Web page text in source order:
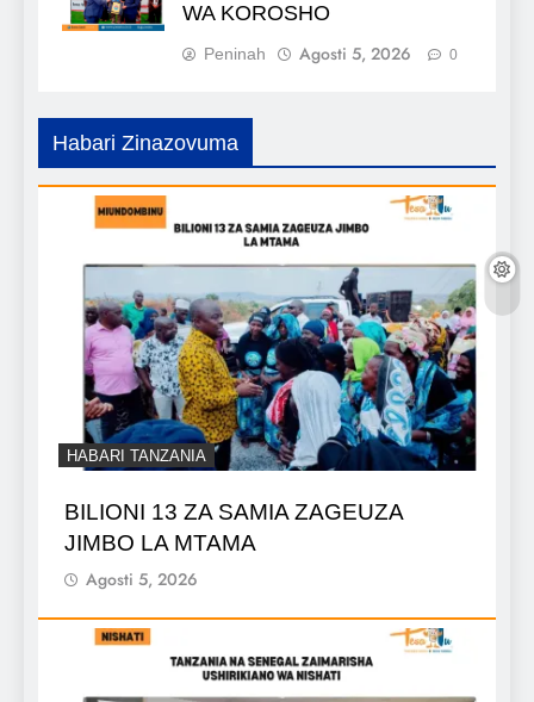
WA KOROSHO
Peninah Agosti 5, 2026 0
Habari Zinazovuma
HABARI TANZANIA
BILIONI 13 ZA SAMIA ZAGEUZA
JIMBO LA MTAMA
Agosti 5, 2026